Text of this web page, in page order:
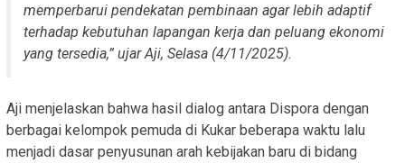
memperbarui pendekatan pembinaan agar lebih adaptif
terhadap kebutuhan lapangan kerja dan peluang ekonomi
yang tersedia,” ujar Aji, Selasa (4/11/2025).
Aji menjelaskan bahwa hasil dialog antara Dispora dengan
berbagai kelompok pemuda di Kukar beberapa waktu lalu
menjadi dasar penyusunan arah kebijakan baru di bidang